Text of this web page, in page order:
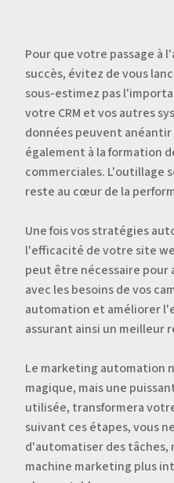
Pour que votre passage à
succès, évitez de vous
sous-estimez pas
votre CRM et vos autres
données peuvent
également à la formation
commerciales. L'outillage
reste au cœur de la
Une fois vos stratégies
l'efficacité de votre site
peut être nécessaire
avec les besoins de vos
automation et améliorer
assurant ainsi un meilleur
Le marketing automation
magique, mais une
utilisée, transformera
suivant ces étapes, vous
d'automatiser des tâches,
machine marketing plus